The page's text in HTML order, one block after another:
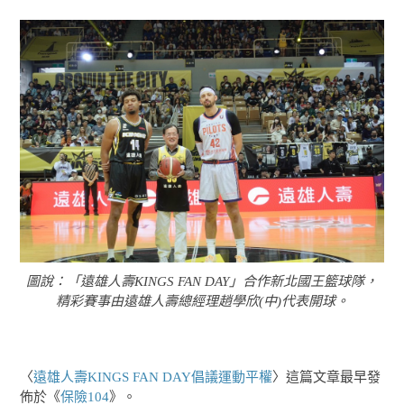
圖說：「遠雄人壽KINGS FAN DAY」合作新北國王籃球隊，
精彩賽事由遠雄人壽總經理趙學欣(中)代表開球。
〈遠雄人壽KINGS FAN DAY倡議運動平權〉這篇文章最早發
佈於《保險104》。